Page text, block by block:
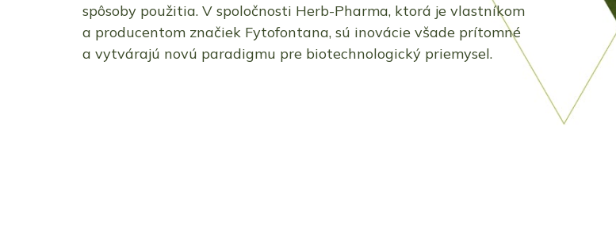
spôsoby použitia. V spoločnosti Herb-Pharma, ktorá je vlastníkom
a producentom značiek Fytofontana, sú inovácie všade prítomné
a vytvárajú novú paradigmu pre biotechnologický priemysel.